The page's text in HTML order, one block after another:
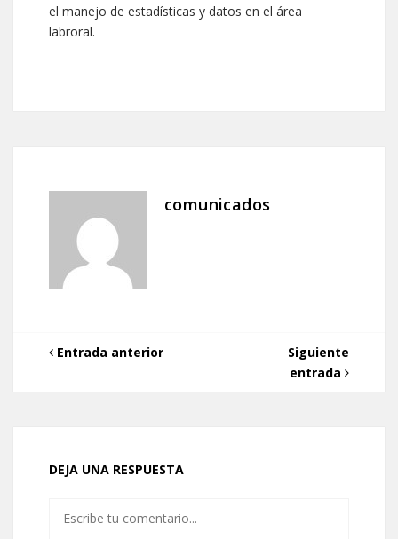
el manejo de estadísticas y datos en el área
labroral.
comunicados
Entrada anterior
Siguiente
entrada
DEJA UNA RESPUESTA